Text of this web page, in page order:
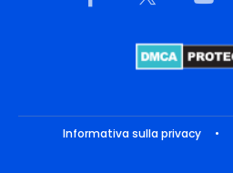
Informativa sulla privacy •